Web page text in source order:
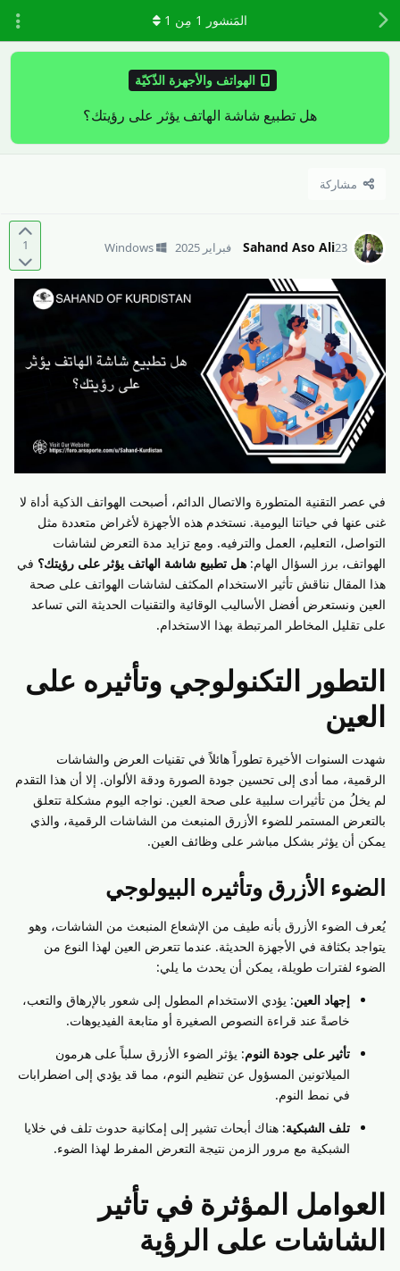
الهواتف والأجهزة الذّكيّة
هل تطبيع شاشة الهاتف يؤثر على رؤيتك؟
مشاركة
المَنشور 1 مِن 1
1 Sahand Aso Ali23 فبراير 2025 Windows
في عصر التقنية المتطورة والاتصال الدائم، أصبحت الهواتف الذكية أداة لا
غنى عنها في حياتنا اليومية. نستخدم هذه الأجهزة لأغراض متعددة مثل
التواصل، التعليم، العمل والترفيه. ومع تزايد مدة التعرض لشاشات
الهواتف، برز السؤال الهام: هل تطبيع شاشة الهاتف يؤثر على رؤيتك؟ في
هذا المقال نناقش تأثير الاستخدام المكثف لشاشات الهواتف على صحة
العين ونستعرض أفضل الأساليب الوقائية والتقنيات الحديثة التي تساعد
على تقليل المخاطر المرتبطة بهذا الاستخدام.
التطور التكنولوجي وتأثيره على
العين
شهدت السنوات الأخيرة تطوراً هائلاً في تقنيات العرض والشاشات
الرقمية، مما أدى إلى تحسين جودة الصورة ودقة الألوان. إلا أن هذا التقدم
لم يخلُ من تأثيرات سلبية على صحة العين. نواجه اليوم مشكلة تتعلق
بالتعرض المستمر للضوء الأزرق المنبعث من الشاشات الرقمية، والذي
يمكن أن يؤثر بشكل مباشر على وظائف العين.
الضوء الأزرق وتأثيره البيولوجي
يُعرف الضوء الأزرق بأنه طيف من الإشعاع المنبعث من الشاشات، وهو
يتواجد بكثافة في الأجهزة الحديثة. عندما تتعرض العين لهذا النوع من
الضوء لفترات طويلة، يمكن أن يحدث ما يلي:
إجهاد العين: يؤدي الاستخدام المطول إلى شعور بالإرهاق والتعب،
خاصةً عند قراءة النصوص الصغيرة أو متابعة الفيديوهات.
تأثير على جودة النوم: يؤثر الضوء الأزرق سلباً على هرمون
الميلاتونين المسؤول عن تنظيم النوم، مما قد يؤدي إلى اضطرابات
في نمط النوم.
تلف الشبكية: هناك أبحاث تشير إلى إمكانية حدوث تلف في خلايا
الشبكية مع مرور الزمن نتيجة التعرض المفرط لهذا الضوء.
العوامل المؤثرة في تأثير
الشاشات على الرؤية